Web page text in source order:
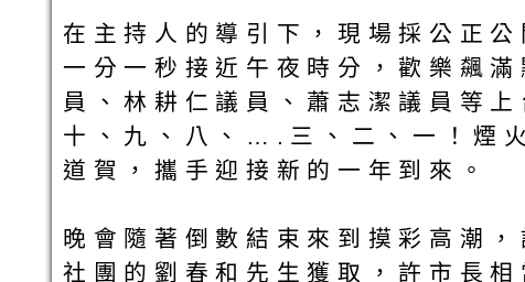
在主持人的導引下，現場採公正
一分一秒接近午夜時分，歡樂飆
員、林耕仁議員、蕭志潔議員等
十、九、八、….三、二、一！煙
道賀，攜手迎接新的一年到來。
晚會隨著倒數結束來到摸彩高潮
社團的劉春和先生獲取，許市長